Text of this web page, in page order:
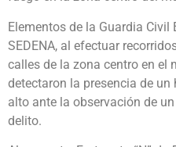
Elementos de la Guardia
SEDENA, al efectuar
calles de la zona centro en el
detectaron la presencia de
alto ante la observación de
delito.